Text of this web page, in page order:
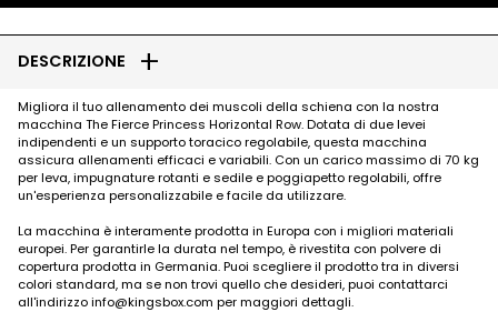
DESCRIZIONE add
Migliora il tuo allenamento dei muscoli della schiena con la nostra
macchina The Fierce Princess Horizontal Row. Dotata di due levei
indipendenti e un supporto toracico regolabile, questa macchina
assicura allenamenti efficaci e variabili. Con un carico massimo di 70 kg
per leva, impugnature rotanti e sedile e poggiapetto regolabili, offre
un'esperienza personalizzabile e facile da utilizzare.
La macchina è interamente prodotta in Europa con i migliori materiali
europei. Per garantirle la durata nel tempo, è rivestita con polvere di
copertura prodotta in Germania. Puoi scegliere il prodotto tra in diversi
colori standard, ma se non trovi quello che desideri, puoi contattarci
all'indirizzo info@kingsbox.com per maggiori dettagli.